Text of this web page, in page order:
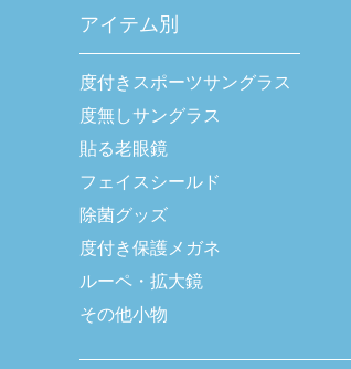
アイテム別
度付きスポーツサングラス
度無しサングラス
貼る老眼鏡
フェイスシールド
除菌グッズ
度付き保護メガネ
ルーペ・拡大鏡
その他小物